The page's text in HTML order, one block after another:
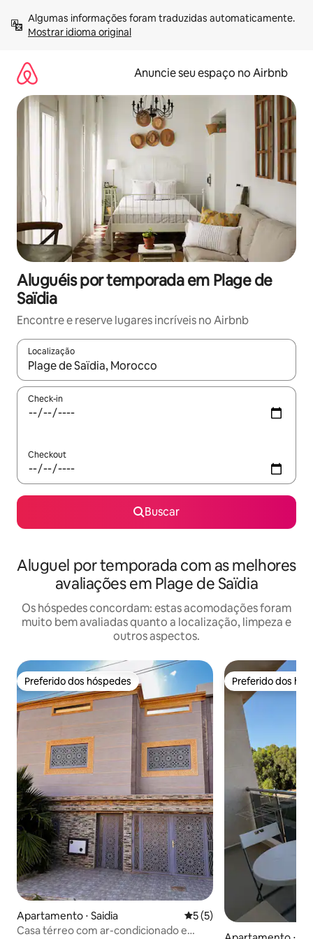
para
Mostrar idioma original
Anuncie seu espaço no Airbnb
Aluguéis por temporada em Plage de
Saïdia
Encontre e reserve lugares incríveis no Airbnb
Localização
Quando os resultados estiverem disponíveis, explore-os
Check-in
Checkout
Buscar
Aluguel por temporada com as melhores
avaliações em Plage de Saïdia
Os hóspedes concordam: estas acomodações foram
muito bem avaliadas quanto a localização, limpeza e
outros aspectos.
Preferido dos hóspedes
Preferido dos hóspedes
Apartamento ⋅ Saidia 5 de uma avaliação média
5 (5)
Casa térreo com ar-condicionado e
Preferido dos
Preferido dos